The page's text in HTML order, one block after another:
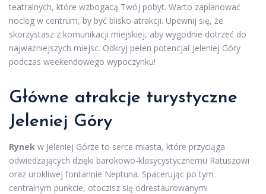
teatralnych, które wzbogacą Twój pobyt. Warto zaplanować
nocleg w centrum, by być blisko atrakcji. Upewnij się, że
skorzystasz z komunikacji miejskiej, aby wygodnie dotrzeć do
najważniejszych miejsc. Odkryj pełen potencjał Jeleniej Góry
podczas weekendowego wypoczynku!
Główne atrakcje turystyczne
Jeleniej Góry
Rynek w Jeleniej Górze to serce miasta, które przyciąga
odwiedzających dzięki barokowo-klasycystycznemu Ratuszowi
oraz urokliwej fontannie Neptuna. Spacerując po tym
centralnym punkcie, otoczisz się odrestaurowanymi